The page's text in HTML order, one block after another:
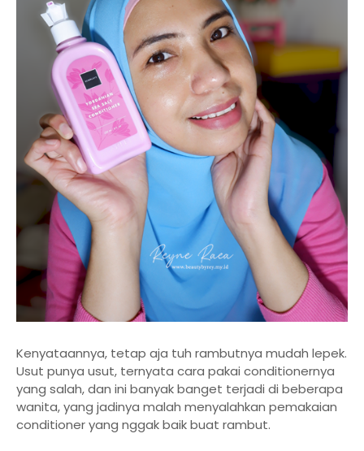
Kenyataannya, tetap aja tuh rambutnya mudah lepek.
Usut punya usut, ternyata cara pakai conditionernya
yang salah, dan ini banyak banget terjadi di beberapa
wanita, yang jadinya malah menyalahkan pemakaian
conditioner yang nggak baik buat rambut.